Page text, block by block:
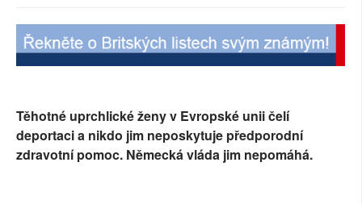
AUTOŘI
RUBRIKY
Těhotné uprchlické ženy v Evropské unii čelí
deportaci a nikdo jim neposkytuje předporodní
zdravotní pomoc. Německá vláda jim nepomáhá.